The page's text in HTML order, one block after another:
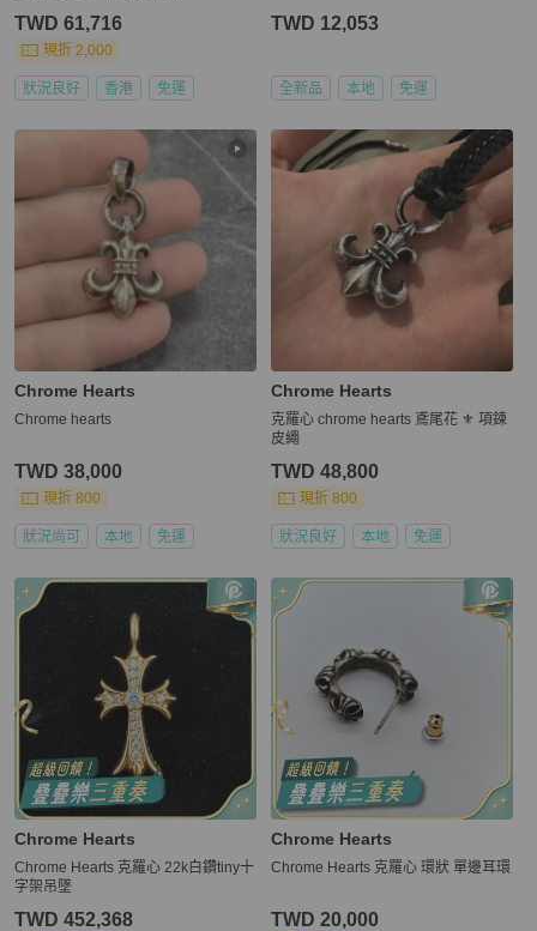
TWD 61,716
現折 2,000
狀況良好 香港 免運
TWD 12,053
全新品 本地 免運
Chrome Hearts
Chrome hearts
TWD 38,000
現折 800
狀況尚可 本地 免運
Chrome Hearts
克羅心 chrome hearts 鳶尾花 ⚜️ 項鍊
皮繩
TWD 48,800
現折 800
狀況良好 本地 免運
Chrome Hearts
Chrome Hearts 克羅心 22k白鑽tiny十
字架吊墜
TWD 452,368
Chrome Hearts
Chrome Hearts 克羅心 環狀 單邊耳環
TWD 20,000